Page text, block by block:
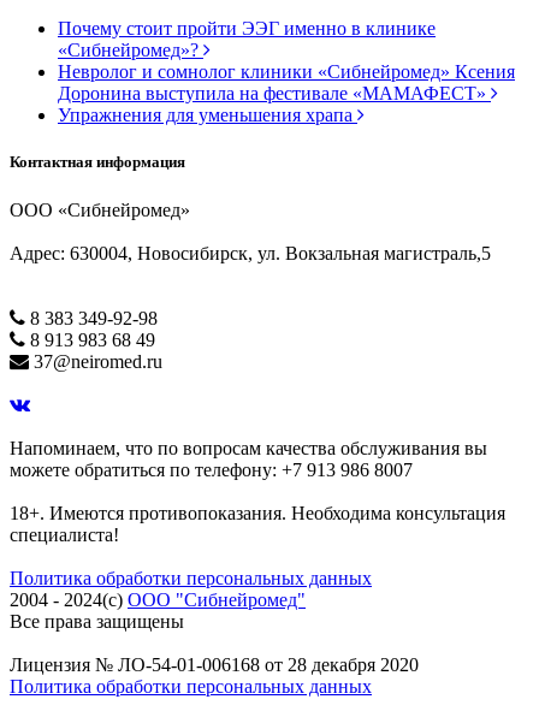
Почему стоит пройти ЭЭГ именно в клинике
«Сибнейромед»?
Невролог и сомнолог клиники «Сибнейромед» Ксения
Доронина выступила на фестивале «МАМАФЕСТ»
Упражнения для уменьшения храпа
Контактная информация
ООО «Сибнейромед»
Адрес: 630004, Новосибирск, ул. Вокзальная магистраль,5
8 383 349-92-98
8 913 983 68 49
37@neiromed.ru
Напоминаем, что по вопросам качества обслуживания вы
можете обратиться по телефону: +7 913 986 8007
18+. Имеются противопоказания. Необходима консультация
специалиста!
Политика обработки персональных данных
2004 - 2024(c) ООО "Сибнейромед"
Все права защищены
Лицензия № ЛО-54-01-006168 от 28 декабря 2020
Политика обработки персональных данных